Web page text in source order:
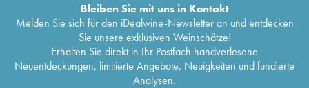
Bleiben Sie mit uns in Kontakt
Melden Sie sich für den iDealwine-Newsletter an und entdecken
Sie unsere exklusiven Weinschätze!
Erhalten Sie direkt in Ihr Postfach handverlesene
Neuentdeckungen, limitierte Angebote, Neuigkeiten und fundierte
Analysen.